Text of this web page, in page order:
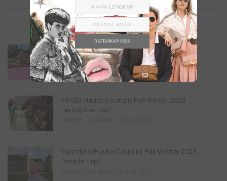
POPULAR POSTS
Serba Pink, 10 Inspirasi Outfit Barbie dari
Margot...
Tak Berkategori July 21, 2023
FENDI Haute Couture Fall Winter 2023
Terinspirasi dari...
Fashion Lookbook July 20, 2023
Valentino Haute Couture Fall Winter 2023,
Simple Tapi...
Fashion Lookbook July 16, 2023
DAFTARKAN SAYA